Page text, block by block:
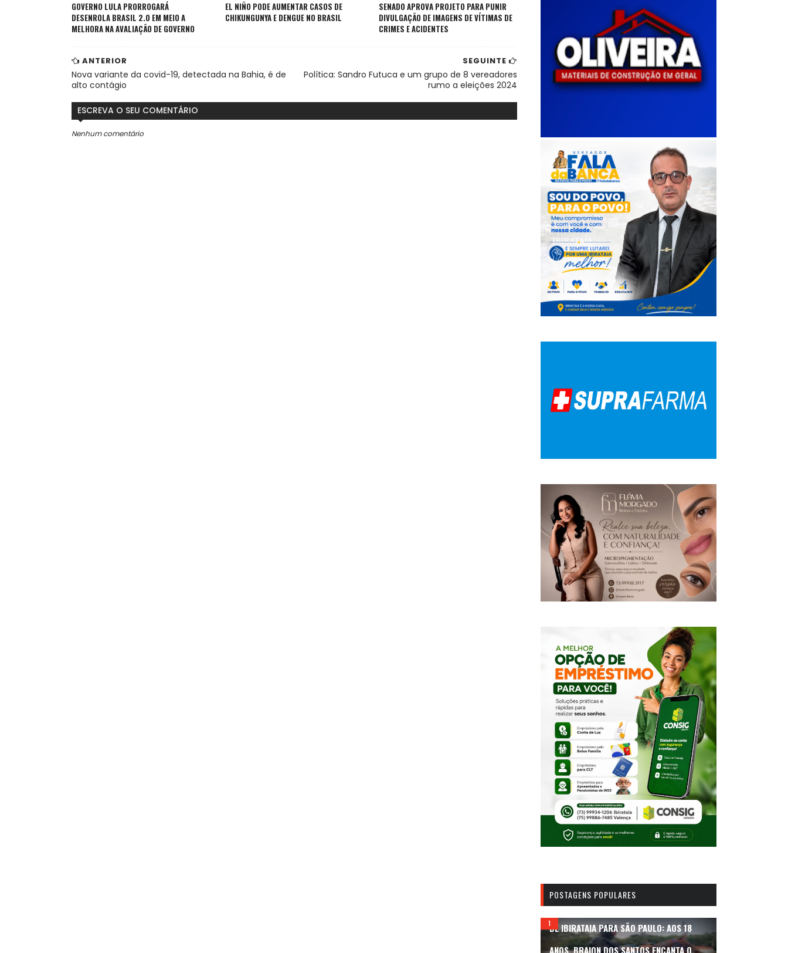
GOVERNO LULA PRORROGARÁ
DESENROLA BRASIL 2.0 EM MEIO A
MELHORA NA AVALIAÇÃO DE GOVERNO
EL NIÑO PODE AUMENTAR CASOS DE
CHIKUNGUNYA E DENGUE NO BRASIL
SENADO APROVA PROJETO PARA PUNIR
DIVULGAÇÃO DE IMAGENS DE VÍTIMAS DE
CRIMES E ACIDENTES
SEGUINTE
Política: Sandro Futuca e um grupo de 8 vereadores
rumo a eleições 2024
ANTERIOR
Nova variante da covid-19, detectada na Bahia, é de
alto contágio
ESCREVA O SEU COMENTÁRIO
Nenhum comentário
POSTAGENS POPULARES
DE IBIRATAIA PARA SÃO PAULO: AOS 18
ANOS, BRAION DOS SANTOS ENCANTA O